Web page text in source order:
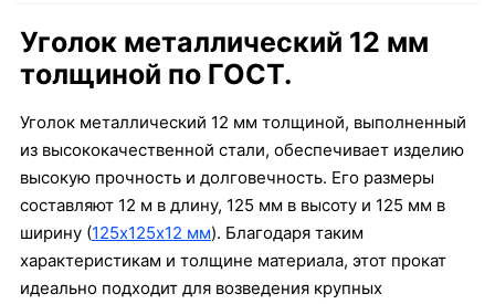
Уголок металлический 12 мм
толщиной по ГОСТ.
Уголок металлический 12 мм толщиной, выполненный
из высококачественной стали, обеспечивает изделию
высокую прочность и долговечность. Его размеры
составляют 12 м в длину, 125 мм в высоту и 125 мм в
ширину (125х125х12 мм). Благодаря таким
характеристикам и толщине материала, этот прокат
идеально подходит для возведения крупных